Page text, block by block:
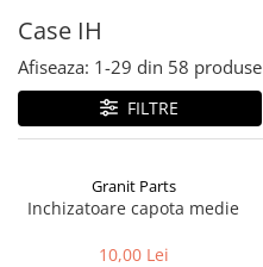
1.3. Scaune & Accesorii
1.3.1. Scaune
tractoare
1.4.1. Pompe hidraulice
1.4.2. Joystick
Case IH
Afiseaza: 1-29 din 58 produse
FILTRE
Granit Parts
Inchizatoare capota medie
10,00 Lei